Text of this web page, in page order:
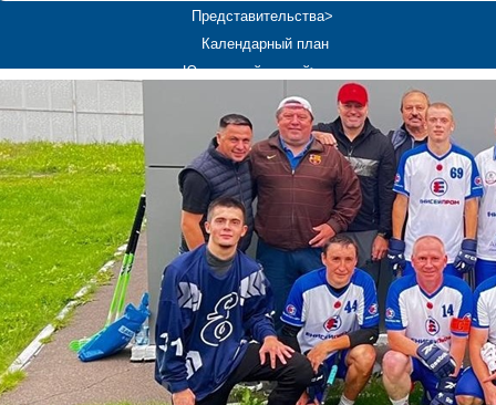
Представительства>
Календарный план
Юношеский хоккей>
Медиа>